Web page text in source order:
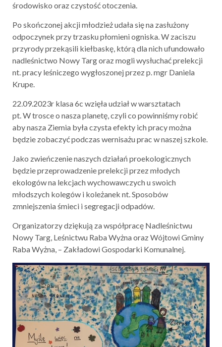
środowisko oraz czystość otoczenia.
Po skończonej akcji młodzież udała się na zasłużony
odpoczynek przy trzasku płomieni ogniska. W zaciszu
przyrody przekąsili kiełbaskę, którą dla nich ufundowało
nadleśnictwo Nowy Targ oraz mogli wysłuchać prelekcji
nt. pracy leśniczego wygłoszonej przez p. mgr Daniela
Krupe.
22.09.2023r klasa 6c wzięła udział w warsztatach
pt. W trosce o nasza planetę, czyli co powinniśmy robić
aby nasza Ziemia była czysta efekty ich pracy można
będzie zobaczyć podczas wernisażu prac w naszej szkole.
Jako zwieńczenie naszych działań proekologicznych
będzie przeprowadzenie prelekcji przez młodych
ekologów na lekcjach wychowawczych u swoich
młodszych kolegów i koleżanek nt. Sposobów
zmniejszenia śmieci i segregacji odpadów.
Organizatorzy dziękują za współpracę Nadleśnictwu
Nowy Targ, Leśnictwu Raba Wyżna oraz Wójtowi Gminy
Raba Wyżna, – Zakładowi Gospodarki Komunalnej.